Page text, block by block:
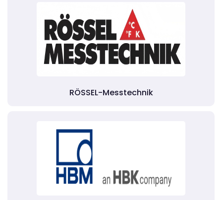
RÖSSEL-Messtechnik